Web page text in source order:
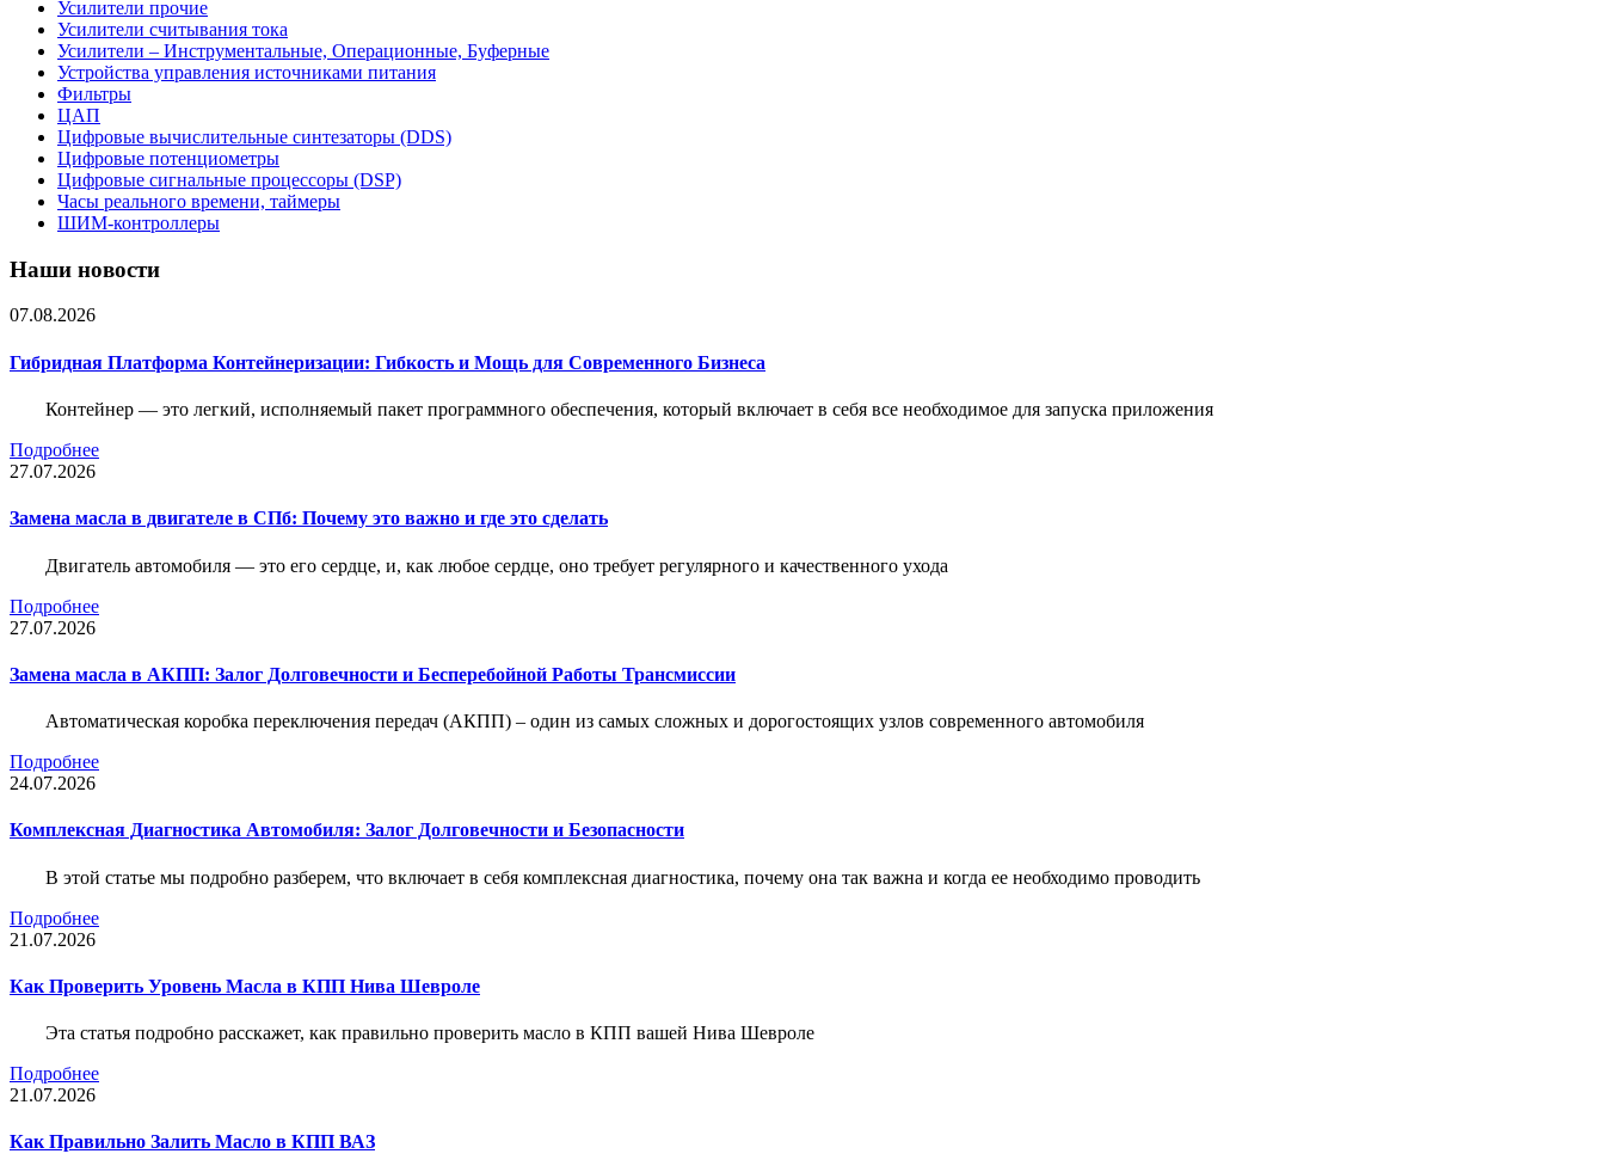
Усилители прочие
Усилители считывания тока
Усилители – Инструментальные, Операционные, Буферные
Устройства управления источниками питания
Фильтры
ЦАП
Цифровые вычислительные синтезаторы (DDS)
Цифровые потенциометры
Цифровые сигнальные процессоры (DSP)
Часы реального времени, таймеры
ШИМ-контроллеры
Наши новости
07.08.2026
Гибридная Платформа Контейнеризации: Гибкость и Мощь для Современного Бизнеса
Контейнер — это легкий, исполняемый пакет программного обеспечения, который включает в себя все необходимое для запуска приложения
Подробнее
27.07.2026
Замена масла в двигателе в СПб: Почему это важно и где это сделать
Двигатель автомобиля — это его сердце, и, как любое сердце, оно требует регулярного и качественного ухода
Подробнее
27.07.2026
Замена масла в АКПП: Залог Долговечности и Бесперебойной Работы Трансмиссии
Автоматическая коробка переключения передач (АКПП) – один из самых сложных и дорогостоящих узлов современного автомобиля
Подробнее
24.07.2026
Комплексная Диагностика Автомобиля: Залог Долговечности и Безопасности
В этой статье мы подробно разберем, что включает в себя комплексная диагностика, почему она так важна и когда ее необходимо проводить
Подробнее
21.07.2026
Как Проверить Уровень Масла в КПП Нива Шевроле
Эта статья подробно расскажет, как правильно проверить масло в КПП вашей Нива Шевроле
Подробнее
21.07.2026
Как Правильно Залить Масло в КПП ВАЗ